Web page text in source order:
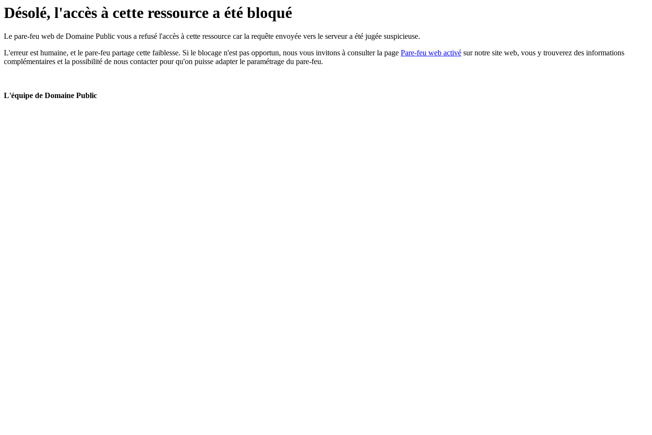
Désolé, l'accès à cette ressource a été bloqué
Le pare-feu web de Domaine Public vous a refusé l'accès à cette ressource car la requête envoyée vers le serveur a été jugée suspicieuse.
L'erreur est humaine, et le pare-feu partage cette faiblesse. Si le blocage n'est pas opportun, nous vous invitons à consulter la page Pare-feu web activé sur notre site web, vous y trouverez des informations
complémentaires et la possibilité de nous contacter pour qu'on puisse adapter le paramétrage du pare-feu.
L'équipe de Domaine Public